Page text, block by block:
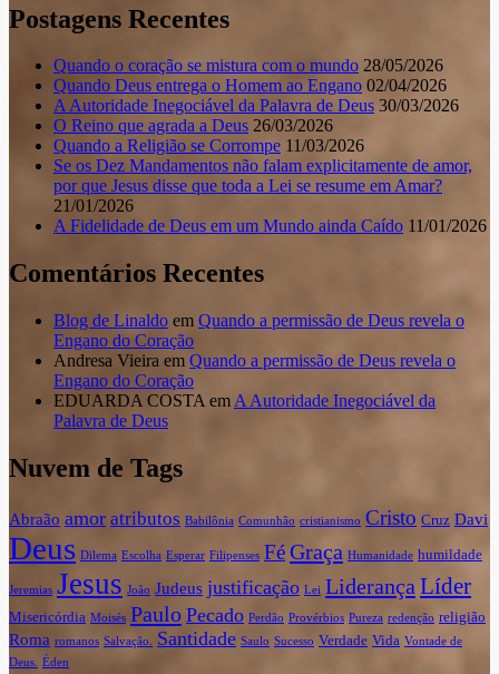
Postagens Recentes
Quando o coração se mistura com o mundo 28/05/2026
Quando Deus entrega o Homem ao Engano 02/04/2026
A Autoridade Inegociável da Palavra de Deus 30/03/2026
O Reino que agrada a Deus 26/03/2026
Quando a Religião se Corrompe 11/03/2026
Se os Dez Mandamentos não falam explicitamente de amor,
por que Jesus disse que toda a Lei se resume em Amar?
21/01/2026
A Fidelidade de Deus em um Mundo ainda Caído 11/01/2026
Comentários Recentes
Blog de Linaldo em Quando a permissão de Deus revela o
Engano do Coração
Andresa Vieira em Quando a permissão de Deus revela o
Engano do Coração
EDUARDA COSTA em A Autoridade Inegociável da
Palavra de Deus
Nuvem de Tags
Abraão amor atributos Babilônia Comunhão cristianismo Cristo Cruz Davi
Deus Dilema Escolha Esperar Filipenses FéGraça Humanidade humildade
Jeremias Jesus João Judeus justificação Lei Liderança Líder
Misericórdia Moisés Paulo Pecado Perdão Provérbios Pureza redenção religião
Roma romanos Salvação. Santidade Saulo Sucesso Verdade Vida Vontade de
Deus.
Éden